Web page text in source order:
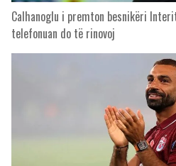
Calhanoglu i premton besnikëri
telefonuan do të rinovoj